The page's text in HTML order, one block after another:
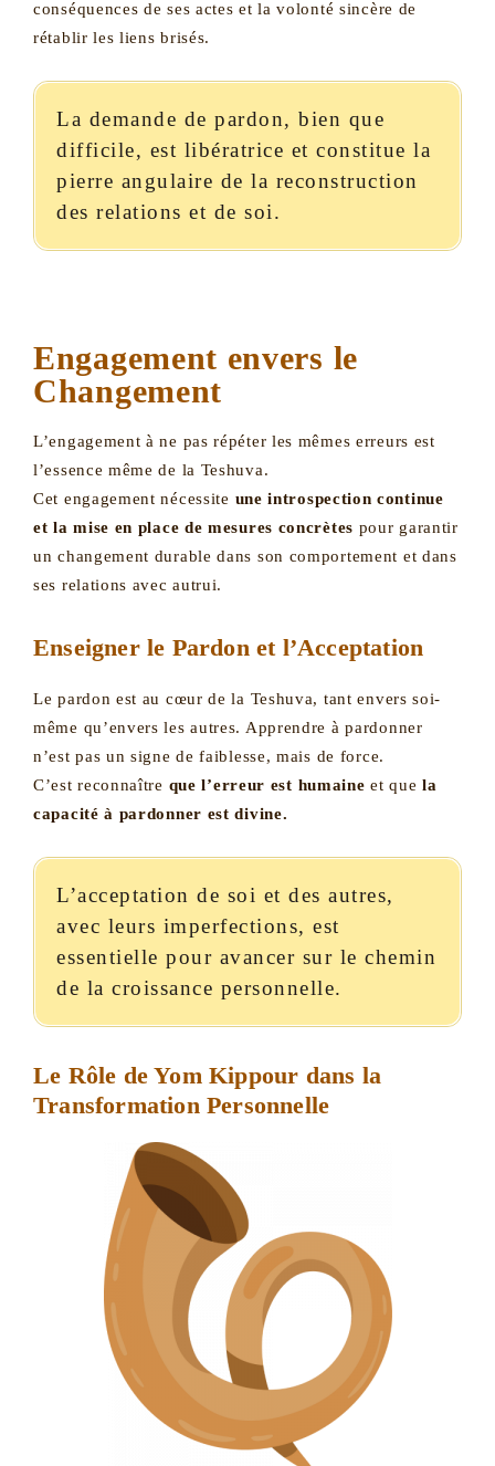
conséquences de ses actes et la volonté sincère de
rétablir les liens brisés.
La demande de pardon, bien que
difficile, est libératrice et constitue la
pierre angulaire de la reconstruction
des relations et de soi.
Engagement envers le
Changement
L’engagement à ne pas répéter les mêmes erreurs est
l’essence même de la Teshuva.
Cet engagement nécessite une introspection continue
et la mise en place de mesures concrètes pour garantir
un changement durable dans son comportement et dans
ses relations avec autrui.
Enseigner le Pardon et l’Acceptation
Le pardon est au cœur de la Teshuva, tant envers soi-
même qu’envers les autres. Apprendre à pardonner
n’est pas un signe de faiblesse, mais de force.
C’est reconnaître que l’erreur est humaine et quela
capacité à pardonner est divine.
L’acceptation de soi et des autres,
avec leurs imperfections, est
essentielle pour avancer sur le chemin
de la croissance personnelle.
Le Rôle de Yom Kippour dans la
Transformation Personnelle